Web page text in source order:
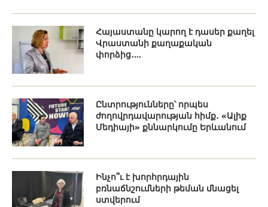
Հայաստանը կարող է դասեր քաղել
Վրաստանի քաղաքական
փորձից․...
Ընտրությունները՝ որպես
ժողովրդավարության հիմք․ «Ալիք
Մեդիայի» քննարկումը Երևանում
Ինչո՞ւ է խորհրդային
բռնաճնշումների թեման մնացել
ստվերում